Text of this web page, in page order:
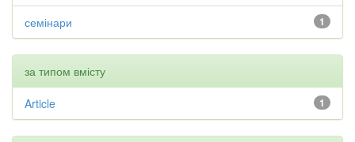
1
семінари
за типом вмісту
1
Article